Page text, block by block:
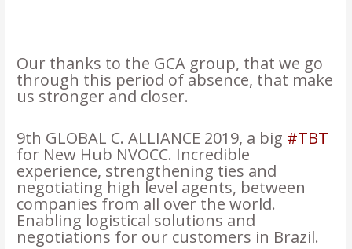
Our thanks to the GCA group, that we go
through this period of absence, that make
us stronger and closer.
9th GLOBAL C. ALLIANCE 2019, a big #TBT
for New Hub NVOCC. Incredible
experience, strengthening ties and
negotiating high level agents, between
companies from all over the world.
Enabling logistical solutions and
negotiations for our customers in Brazil.